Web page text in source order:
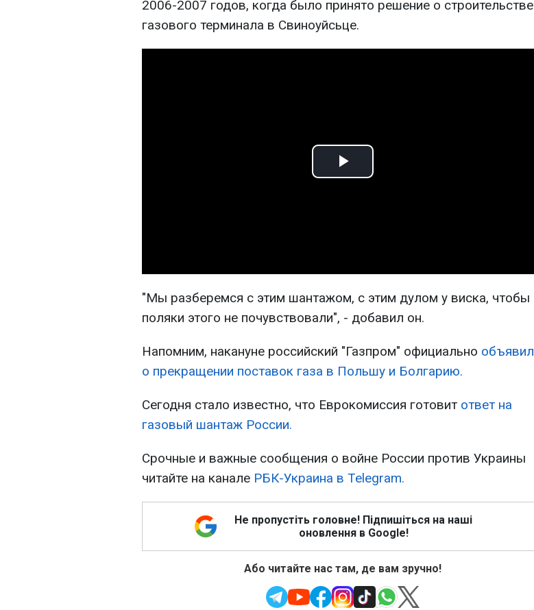
2006-2007 годов, когда было принято решение о строительстве
газового терминала в Свиноуйсьце.
Play
"Мы разберемся с этим шантажом, с этим дулом у виска, чтобы
поляки этого не почувствовали", - добавил он.
Напомним, накануне российский "Газпром" официально объявил
о прекращении поставок газа в Польшу и Болгарию.
Сегодня стало известно, что Еврокомиссия готовит ответ на
газовый шантаж России.
Срочные и важные сообщения о войне России против Украины
читайте на канале РБК-Украина в Telegram.
Не пропустіть головне! Підпишіться на наші
оновлення в Google!
Або читайте нас там, де вам зручно!